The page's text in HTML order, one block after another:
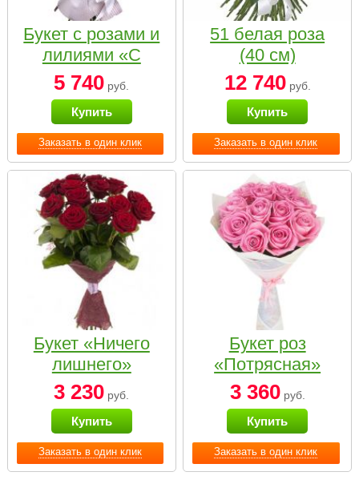
Заказать в один клик
Букет с розами и
лилиями «С
наилучшими
пожеланиями»
5 740 руб.
Купить
Заказать в один клик
51 белая роза
(40 см)
12 740руб.
Купить
Заказать в один клик
Букет «Ничего
лишнего»
3 230 руб.
Купить
Заказать в один клик
Букет роз
«Потрясная»
3 360руб.
Купить